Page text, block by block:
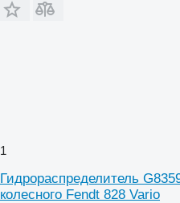
1
Гидрораспределитель
колесного Fendt 828 Vario